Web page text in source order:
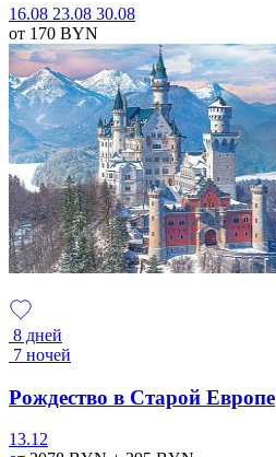
16.08 23.08 30.08
от 170 BYN
8 дней
7 ночей
Рождество в Старой Европе
13.12